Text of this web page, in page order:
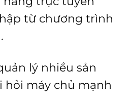
từ chương trình
lý nhiều sản
hỏi máy chủ mạnh